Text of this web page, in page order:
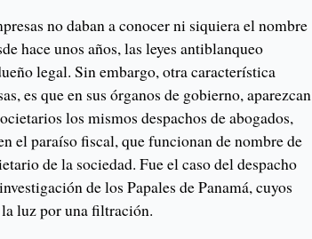
no daban a conocer ni siquiera el nombre
hace unos años, las leyes antiblanqueo
legal. Sin embargo, otra característica
es que en sus órganos de gobierno, aparezcan
los mismos despachos de abogados,
el paraíso fiscal, que funcionan de nombre de
de la sociedad. Fue el caso del despacho
de los Papales de Panamá, cuyos
luz por una filtración.